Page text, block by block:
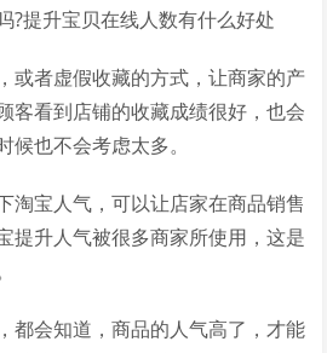
?提升宝贝在线人数有什么好处
或者虚假收藏的方式，让商家的产
客看到店铺的收藏成绩很好，也会
也不会考虑太多。
淘宝人气，可以让店家在商品销售
提升人气被很多商家所使用，这是
都会知道，商品的人气高了，才能